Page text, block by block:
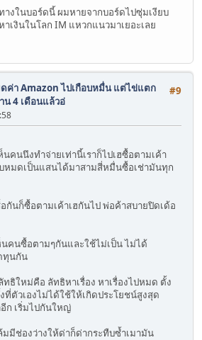
งในบอร์ดนี้ ผมหายจากบอร์ดไปซุ่มเงียบ
เงินในโลก IM แหวกแนวมาเยอะเลย
#9
ค่า Amazon ไปเกือบหมื่น แต่ไข่แตก
น 4 เดือนแล้วอ่
นคนนึงทำจ่ายเท่านี้เราก็ไปเฮซื้อตามเค้า
หมดเป็นแสนได้มาสามสี่หมื่นซื้อเช่ามันทุก
กันก็ซื้อตามเค้าเฮกันไป พ่อค้าสบายปิดเด้อ
คนซื้อตามๆกันและใช้ไม่เป็น ไม่ได้
ทุนกัน
ธิใหม่คือ ลัทธิหาเรื่อง หาเรื่องไปหมด ตั้ง
ที่ตัวเองไม่ได้ใช้ให้เกิดประโยชน์สูงสุด
ก เริ่มไปกันใหญ่
มีช่องว่างให้ด่าก็ด่ากระทืบซ้ำเมามัน